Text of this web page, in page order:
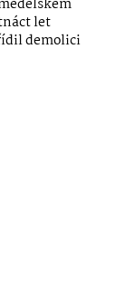
let
demolici